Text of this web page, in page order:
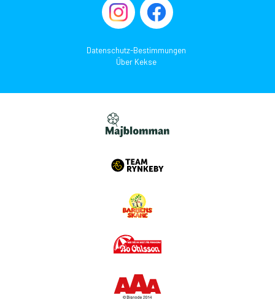
Datenschutz-Bestimmungen
Über Kekse